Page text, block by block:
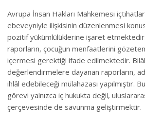
Avrupa İnsan Hakları Mahkemesi
ebeveyniyle ilişkisinin düzenlenmesi
pozitif yükümlülüklerine işaret
raporların, çocuğun menfaatlerini
içermesi gerektiği ifade edilmektedir.
değerlendirmelere dayanan raporların,
ihlâl edebileceği mülahazası yapılmıştır.
görevi yalnızca iç hukukta değil,
çerçevesinde de savunma geliştirmektir.